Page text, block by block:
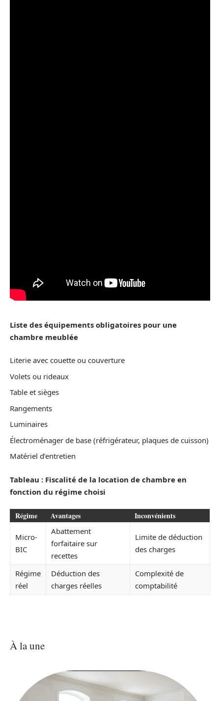
Liste des équipements obligatoires pour une
chambre meublée
Literie avec couette ou couverture
Volets ou rideaux
Table et sièges
Rangements
Luminaires
Électroménager de base (réfrigérateur, plaques de cuisson)
Matériel d’entretien
Tableau : Fiscalité de la location de chambre en
fonction du régime choisi
Régime Avantages Inconvénients
Micro-
BIC
Abattement
forfaitaire sur
recettes
Limite de déduction
des charges
Régime
réel
Déduction des
charges réelles
Complexité de
comptabilité
À la une